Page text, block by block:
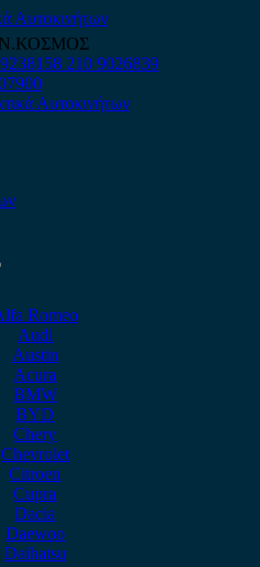
210 9026839
Romeo
Audi
Austin
Acura
BMW
BYD
Chery
Chevrolet
Citroen
Cupra
Dacia
Daewoo
Daihatsu